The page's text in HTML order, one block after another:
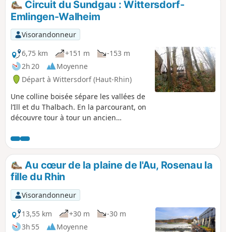
Circuit du Sundgau : Wittersdorf-
Emlingen-Walheim
Visorandonneur
6,75 km
+151 m
-153 m
2h 20
Moyenne
Départ à Wittersdorf (Haut-Rhin)
Une colline boisée sépare les vallées de
l’Ill et du Thalbach. En la parcourant, on
découvre tour à tour un ancien
drame, un sentier botanique et l’histoire
d’un infortuné général. Lorsqu’on atteint
les fours à chaux d’Emlingen, c’est le
XIXe siècle qui surgit soudain, figé dans
la pierre et le fer.
Au cœur de la plaine de l'Au, Rosenau la
fille du Rhin
Visorandonneur
13,55 km
+30 m
-30 m
3h 55
Moyenne